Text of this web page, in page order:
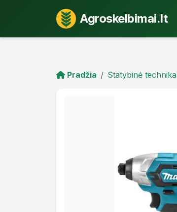
Agroskelbimai.lt
Pradžia Statybinė technika